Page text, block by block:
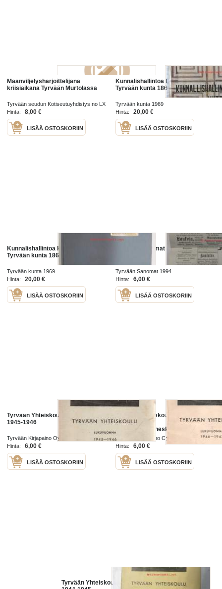
Maanviljelysharjoittelijana
kriisiaikana Tyrvään Murtolassa
Tyrvään seudun Kotiseutuyhdistys no LX
1984
Hinta: 8,00 €
LISÄÄ OSTOSKORIIN
Kunnalishallintoa kuttupitäjässä -
Tyrvään kunta 1869-1968
Tyrvään kunta 1969
Hinta:
20,00 €
LISÄÄ OSTOSKORIIN
Kunnalishallintoa kuttupitäjässä -
Tyrvään kunta 1869-1968
Tyrvään kunta 1969
Hinta:
20,00 €
LISÄÄ OSTOSKORIIN
Tyrvään Sanomat No 1/ 1894.
Tyrvään Sanomat 1994
Hinta:
6,00 €
LISÄÄ OSTOSKORIIN
Tyrvään Yhteiskoulu lukuvuonna
1945-1946
Tyrvään Kirjapaino Oy 1946
Hinta:
6,00 €
LISÄÄ OSTOSKORIIN
Tyrvään Yhteiskoulu lukuvuonna
1946-1947-
Neljäskymmeneskolmas lukuvuosi
Tyrvään Kirjapaino Oy 1947
Hinta:
6,00 €
LISÄÄ OSTOSKORIIN
Tyrvään Yhteiskoulu lukuvuonna